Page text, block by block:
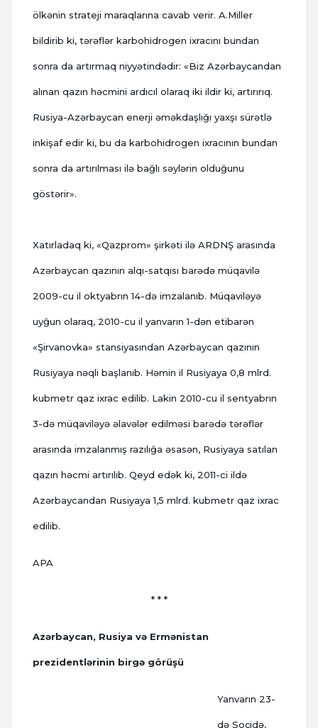
ölkənin strateji maraqlarına cavab verir. A.Miller
bildirib ki, tərəflər karbohidrogen ixracını bundan
sonra da artırmaq niyyətindədir: «Biz Azərbaycandan
alınan qazın həcmini ardıcıl olaraq iki ildir ki, artırırıq.
Rusiya-Azərbaycan enerji əməkdaşlığı yaxşı sürətlə
inkişaf edir ki, bu da karbohidrogen ixracının bundan
sonra da artırılması ilə bağlı səylərin olduğunu
göstərir».
Xatırladaq ki, «Qazprom» şirkəti ilə ARDNŞ arasında
Azərbaycan qazının alqı-satqısı barədə müqavilə
2009-cu il oktyabrın 14-də imzalanıb. Müqaviləyə
uyğun olaraq, 2010-cu il yanvarın 1-dən etibarən
«Şirvanovka» stansiyasından Azərbaycan qazının
Rusiyaya nəqli başlanıb. Həmin il Rusiyaya 0,8 mlrd.
kubmetr qaz ixrac edilib. Lakin 2010-cu il sentyabrın
3-də müqaviləyə əlavələr edilməsi barədə tərəflər
arasında imzalanmış razılığa əsasən, Rusiyaya satılan
qazın həcmi artırılıb. Qeyd edək ki, 2011-ci ildə
Azərbaycandan Rusiyaya 1,5 mlrd. kubmetr qaz ixrac
edilib.
APA
* * *
Azərbaycan, Rusiya və Ermənistan
prezidentlərinin birgə görüşü
Yanvarın 23-
də Soçidə,